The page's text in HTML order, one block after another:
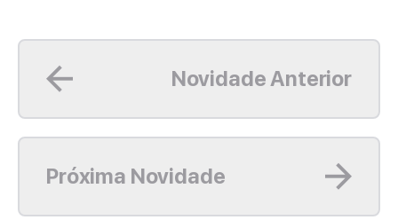
Novidade Anterior
Próxima Novidade